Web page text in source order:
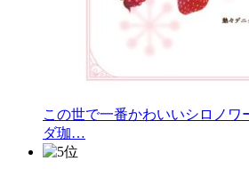
この世で一番かわいいシロノ
ダ珈…